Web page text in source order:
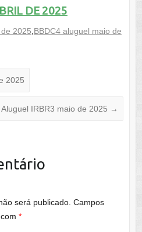
DE 2025
2025 BBDC4 aluguel maio de
2025
Aluguel IRBR3 maio de 2025 →
será publicado. Campos
*